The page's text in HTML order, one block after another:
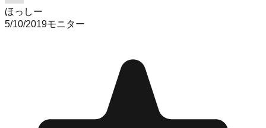
ほっしー
5/10/2019モニター